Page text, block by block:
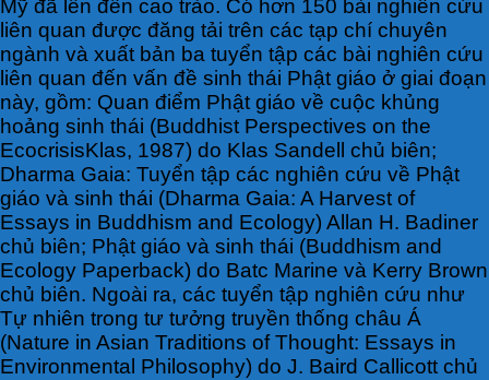
Mỹ đã lên đến cao trào. Có hơn 150 bài nghiên cứu
liên quan được đăng tải trên các tạp chí chuyên
ngành và xuất bản ba tuyển tập các bài nghiên cứu
liên quan đến vấn đề sinh thái Phật giáo ở giai đoạn
này, gồm: Quan điểm Phật giáo về cuộc khủng
hoảng sinh thái (Buddhist Perspectives on the
EcocrisisKlas, 1987) do Klas Sandell chủ biên;
Dharma Gaia: Tuyển tập các nghiên cứu về Phật
giáo và sinh thái (Dharma Gaia: A Harvest of
Essays in Buddhism and Ecology) Allan H. Badiner
chủ biên; Phật giáo và sinh thái (Buddhism and
Ecology Paperback) do Batc Marine và Kerry Brown
chủ biên. Ngoài ra, các tuyển tập nghiên cứu như
Tự nhiên trong tư tưởng truyền thống châu Á
(Nature in Asian Traditions of Thought: Essays in
Environmental Philosophy) do J. Baird Callicott chủ